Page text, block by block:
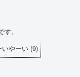
。
いやーい (9)